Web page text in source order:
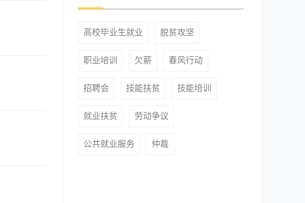
高校毕业生就业 脱贫攻坚
职业培训 欠薪 春风行动
招聘会 技能扶贫 技能培训
就业扶贫 劳动争议
公共就业服务 仲裁